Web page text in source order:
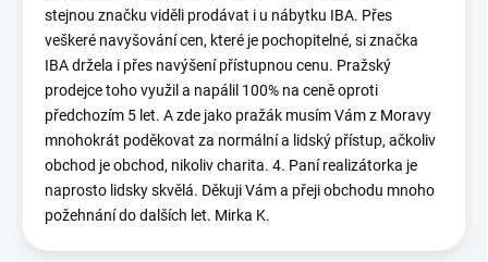
stejnou značku viděli prodávat i u nábytku IBA. Přes
veškeré navyšování cen, které je pochopitelné, si značka
IBA držela i přes navýšení přístupnou cenu. Pražský
prodejce toho využil a napálil 100% na ceně oproti
předchozím 5 let. A zde jako pražák musím Vám z Moravy
mnohokrát poděkovat za normální a lidský přístup, ačkoliv
obchod je obchod, nikoliv charita. 4. Paní realizátorka je
naprosto lidsky skvělá. Děkuji Vám a přeji obchodu mnoho
požehnání do dalších let. Mirka K.